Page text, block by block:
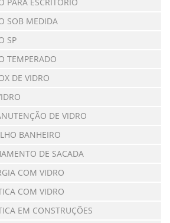
SOB MEDIDA
SP
TEMPERADO
DE VIDRO
DE VIDRO
BANHEIRO
DE SACADA
COM VIDRO
COM VIDRO
EM CONSTRUÇÕES